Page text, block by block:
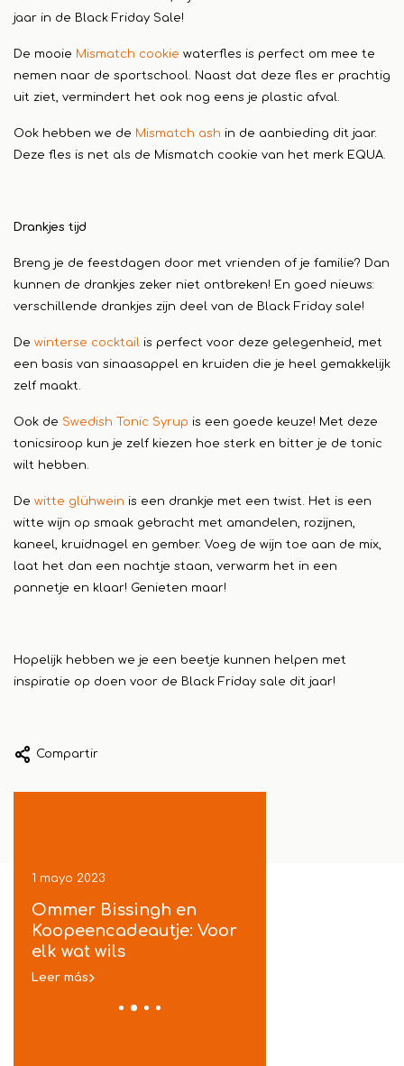
jaar in de Black Friday Sale!
De mooie Mismatch cookie waterfles is perfect om mee te
nemen naar de sportschool. Naast dat deze fles er prachtig
uit ziet, vermindert het ook nog eens je plastic afval.
Ook hebben we de Mismatch ash in de aanbieding dit jaar.
Deze fles is net als de Mismatch cookie van het merk EQUA.
Drankjes tijd
Breng je de feestdagen door met vrienden of je familie? Dan
kunnen de drankjes zeker niet ontbreken! En goed nieuws:
verschillende drankjes zijn deel van de Black Friday sale!
De winterse cocktail is perfect voor deze gelegenheid, met
een basis van sinaasappel en kruiden die je heel gemakkelijk
zelf maakt.
Ook de Swedish Tonic Syrup is een goede keuze! Met deze
tonicsiroop kun je zelf kiezen hoe sterk en bitter je de tonic
wilt hebben.
De witte glühwein is een drankje met een twist. Het is een
witte wijn op smaak gebracht met amandelen, rozijnen,
kaneel, kruidnagel en gember. Voeg de wijn toe aan de mix,
laat het dan een nachtje staan, verwarm het in een
pannetje en klaar! Genieten maar!
Hopelijk hebben we je een beetje kunnen helpen met
inspiratie op doen voor de Black Friday sale dit jaar!
Compartir
1 mayo 2023
Ommer Bissingh en
Koopeencadeautje: Voor
elk wat wils
Leer más